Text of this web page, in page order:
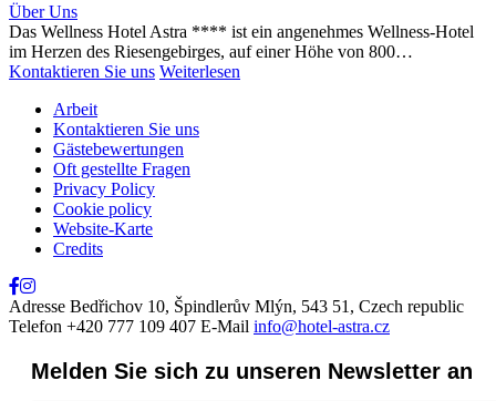
Schließen
Über Uns
Das Wellness Hotel Astra **** ist ein angenehmes Wellness-Hotel
im Herzen des Riesengebirges, auf einer Höhe von 800…
Kontaktieren Sie uns Weiterlesen
Arbeit
Kontaktieren Sie uns
Gästebewertungen
Oft gestellte Fragen
Privacy Policy
Cookie policy
Website-Karte
Credits
Adresse Bedřichov 10, Špindlerův Mlýn, 543 51, Czech republic
Telefon +420 777 109 407 E-Mail info@hotel-astra.cz
Melden Sie sich zu unseren Newsletter an